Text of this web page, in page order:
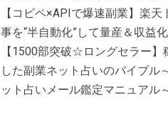
【コピペ×APIで爆速副業】楽天
事を“半自動化”して量産＆収益
【1500部突破☆ロングセラー】
した副業ネット占いのバイブル
ット占いメール鑑定マニュアル